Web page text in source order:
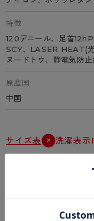
特徴
120デニール、足首
SCY、LASER HEAT(光
ヌードトウ、静電気防
原産国
中国
サイズ表 洗濯表示